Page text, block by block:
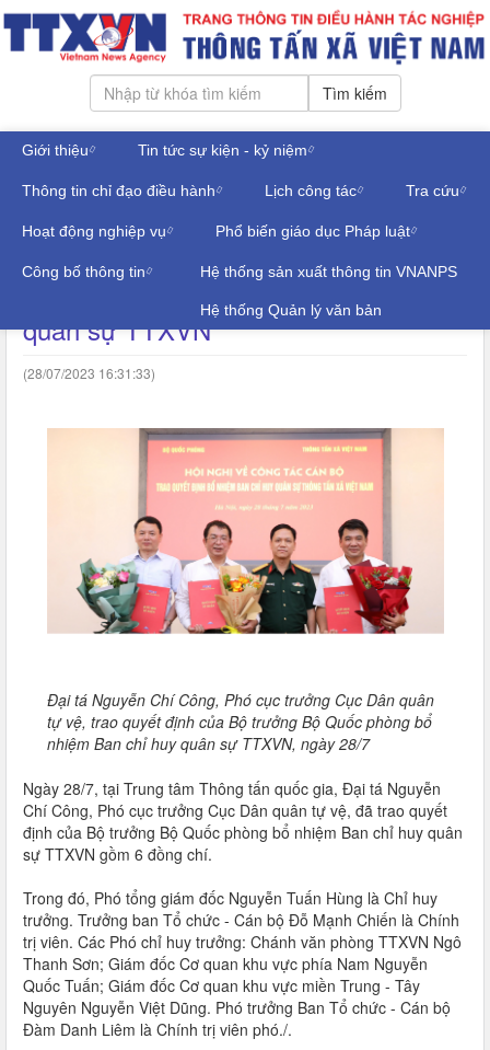
Tìm kiếm
Giới thiệu Tin tức sự kiện - kỷ niệm
Thông tin chỉ đạo điều hành Lịch công tác Tra cứu
Hoạt động nghiệp vụ Phổ biến giáo dục Pháp luật
Công bố thông tin Hệ thống sản xuất thông tin VNANPS
Hệ thống Quản lý văn bản
Thứ bảy, ngày 08/08/2026 Đăng nhập
TIN TRONG NGÀNH
Trao quyết định bổ nhiệm Ban chỉ huy
quân sự TTXVN
(28/07/2023 16:31:33)
Đại tá Nguyễn Chí Công, Phó cục trưởng Cục Dân quân
tự vệ, trao quyết định của Bộ trưởng Bộ Quốc phòng bổ
nhiệm Ban chỉ huy quân sự TTXVN, ngày 28/7
Ngày 28/7, tại Trung tâm Thông tấn quốc gia, Đại tá Nguyễn
Chí Công, Phó cục trưởng Cục Dân quân tự vệ, đã trao quyết
định của Bộ trưởng Bộ Quốc phòng bổ nhiệm Ban chỉ huy quân
sự TTXVN gồm 6 đồng chí.
Trong đó, Phó tổng giám đốc Nguyễn Tuấn Hùng là Chỉ huy
trưởng. Trưởng ban Tổ chức - Cán bộ Đỗ Mạnh Chiến là Chính
trị viên. Các Phó chỉ huy trưởng: Chánh văn phòng TTXVN Ngô
Thanh Sơn; Giám đốc Cơ quan khu vực phía Nam Nguyễn
Quốc Tuấn; Giám đốc Cơ quan khu vực miền Trung - Tây
Nguyên Nguyễn Việt Dũng. Phó trưởng Ban Tổ chức - Cán bộ
Đàm Danh Liêm là Chính trị viên phó./.